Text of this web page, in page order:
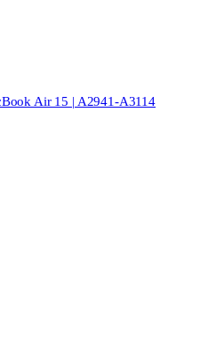
Air 15 | A2941-A3114